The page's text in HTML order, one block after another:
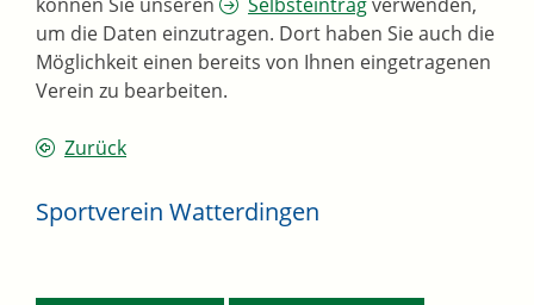
um die Daten einzutragen. Dort haben Sie auch die
Möglichkeit einen bereits von Ihnen eingetragenen
Verein zu bearbeiten.
Zurück
Sportverein Watterdingen